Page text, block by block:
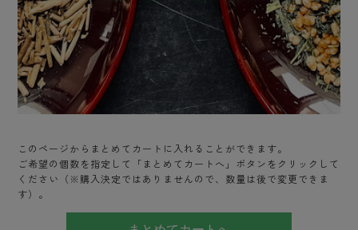
このページからまとめてカートに入れることができます。
ご希望の個数を指定して「まとめてカートへ」ボタンをクリックして
ください（※購入決定ではありませんので、数量は後で変更できま
す）。